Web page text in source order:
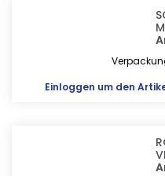
Einloggen um den